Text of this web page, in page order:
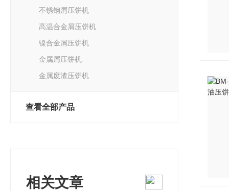
不锈钢屑压饼机
高温合金屑压饼机
镍合金屑压饼机
金属屑压饼机
金属废渣压饼机
查看全部产品
相关文章